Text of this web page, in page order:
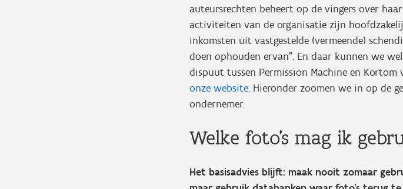
auteursrechten beheert op de vingers over
activiteiten van de organisatie zijn
inkomsten uit vastgestelde (vermeende)
doen ophouden ervan”. En daar kunnen we
dispuut tussen Permission Machine en Kortom
onze website. Hieronder zoomen we in op de
ondernemer.
Welke foto's mag ik
Het basisadvies blijft: maak nooit zomaar